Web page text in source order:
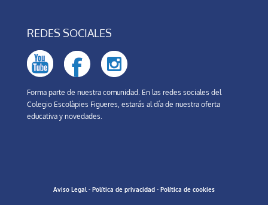
REDES SOCIALES
Forma parte de nuestra comunidad. En las redes sociales del
Colegio Escolàpies Figueres, estarás al día de nuestra oferta
educativa y novedades.
Aviso Legal - Política de privacidad- Política de cookies